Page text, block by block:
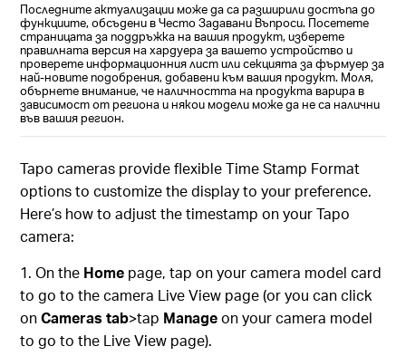
Последните актуализации може да са разширили достъпа до
функциите, обсъдени в Често Задавани Въпроси. Посетете
страницата за поддръжка на вашия продукт, изберете
правилната версия на хардуера за вашето устройство и
проверете информационния лист или секцията за фърмуер за
най-новите подобрения, добавени към вашия продукт. Моля,
обърнете внимание, че наличността на продукта варира в
зависимост от региона и някои модели може да не са налични
във вашия регион.
Tapo cameras provide flexible Time Stamp Format
options to customize the display to your preference.
Here’s how to adjust the timestamp on your Tapo
camera:
1. On the Home page, tap on your camera model card
to go to the camera Live View page (or you can click
onCameras tab>tap Manageon your camera model
to go to the Live View page).